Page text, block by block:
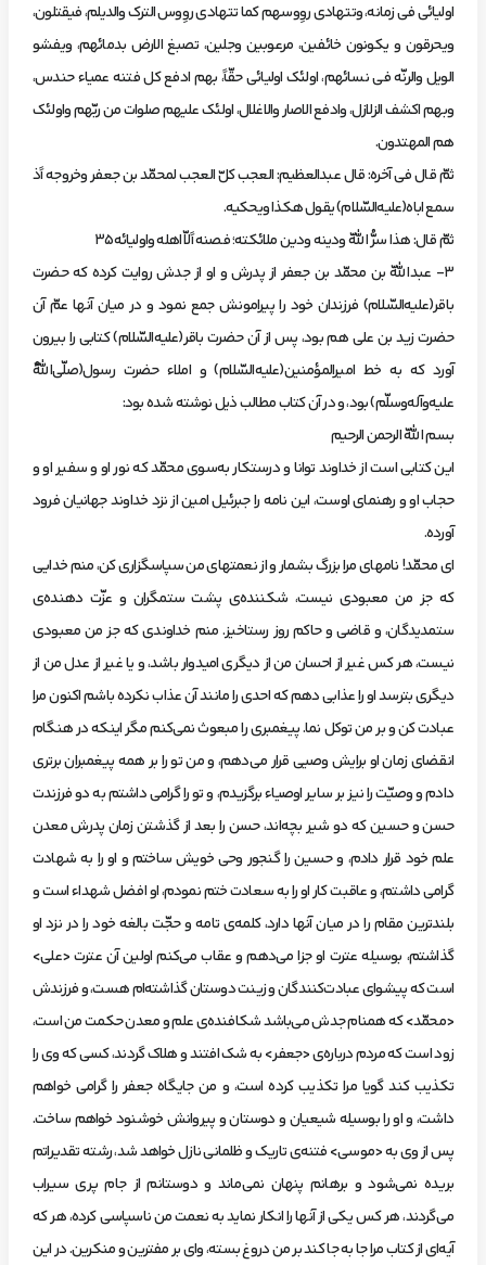
اوليائي في زمانه، وتتهادي‌ روِ‌وسهم‌ كما تتهادي‌ روِ‌وس‌ الترك والديلم، فيقتلون،
ويحرقون‌ و يكونون‌ خائفين، مرعوبين‌ وجلين، تصبغ‌ الارض‌ بدمائهم، ويفشو
الويل‌ والرنّه‌ في نسائهم، اولئك اوليائي حقّاً، بهم‌ ادفع‌ كل فتنه‌ عمياء حندس،
وبهم‌ اكشف‌ الزلازل، وادفع‌ الاصار والاغلال، اولئك عليهم‌ صلوات‌ من‌ ربّهم‌ و‌اولئك
هم‌ المهتدون.
‌ثمّ قال‌ في آخره: قال‌ عبدالعظيم: العجب‌ كلّ العجب‌ لمحمّد بن‌ جعفر وخروجه‌ اًذ
سمع‌ اباه(عليه‌السّلام) يقول‌ هكذا ويحكيه.
‌ثمّ قال: هذا سرُّ اللّه‌ ودينه‌ ودين‌ ملائكته؛ فصنه‌ اًلاّ اهله‌ واوليائه35
3- عبداللّه‌ بن‌ محمّد بن‌ جعفر از پدرش‌ و او از جدش‌ روايت‌ كرده‌ كه‌ حضرت‌
باقر(عليه‌السّلام) فرزندان‌ خود را پيرامونش‌ جمع‌ نمود و در ميان‌ آنها عمّ آن‌
حضرت‌ زيد بن‌ علي‌ هم‌ بود، پس‌ از آن‌ حضرت‌ باقر(عليه‌السّلام) كتابي‌ را بيرون‌
آورد كه‌ به خط‌ اميرالمؤ‌منين(عليه‌السّلام) و املاء حضرت‌ رسول(صلّي‌اللّهُ
عليه‌وآله‌وسلّم) بود، و در آن‌ كتاب‌ مطالب‌ ذيل‌ نوشته‌ شده‌ بود:
‌بسم‌ اللّه‌ الرحمن‌ الرحيم‌
‌اين‌ كتابي‌ است‌ از خداوند توانا و درستكار به‌سوي‌ محمّد كه‌ نور او و سفير او و
حجاب‌ او و رهنماي‌ اوست، اين‌ نامه‌ را جبرئيل‌ امين‌ از نزد خداوند جهانيان‌ فرود
آورده.
‌اي‌ محمّد! نامهاي‌ مرا بزرگ‌ بشمار و از نعمتهاي‌ من‌ سپاسگزاري‌ كن، منم‌ خدايي‌
كه‌ جز من‌ معبودي‌ نيست، شكننده‌ي‌ پشت‌ ستمگران‌ و عزّت‌ دهنده‌ي‌
ستمديدگان، و قاضي‌ و حاكم‌ روز رستاخيز. منم‌ خداوندي‌ كه‌ جز من‌ معبودي‌
نيست، هر كس‌ غير از احسان‌ من‌ از ديگري‌ اميدوار باشد، و يا غير از عدل‌ من‌ از
ديگري‌ بترسد او را عذابي‌ دهم‌ كه‌ احدي‌ را مانند آن‌ عذاب‌ نكرده‌ باشم‌ اكنون‌ مرا
عبادت‌ كن‌ و بر من‌ توكل‌ نما. پيغمبري‌ را مبعوث‌ نمي‌كنم‌ مگر اينكه‌ در هنگام‌
انقضاي‌ زمان‌ او برايش‌ وصيي‌ قرار مي‌دهم، و من‌ تو را بر همه‌ پيغمبران‌ برتري‌
دادم‌ و وصيّت‌ را نيز بر ساير اوصياء برگزيدم، و تو را گرامي‌ داشتم‌ به‌ دو فرزندت‌
حسن‌ و حسين‌ كه‌ دو شير بچه‌اند، حسن‌ را بعد از گذشتن‌ زمان‌ پدرش‌ معدن‌
علم‌ خود قرار دادم، و حسين‌ را گنجور وحي‌ خويش‌ ساختم‌ و او را به‌ شهادت‌
گرامي‌ داشتم، و عاقبت‌ كار او را به‌ سعادت‌ ختم‌ نمودم، او افضل‌ شهداء است‌ و
بلندترين‌ مقام‌ را در ميان‌ آنها دارد، كلمه‌ي‌ تامه‌ و حجّت‌ بالغه‌ خود را در نزد او
گذاشتم، بوسيله‌ عترت‌ او جزا مي‌دهم‌ و عقاب‌ مي‌كنم‌ اولين‌ آن‌ عترت‌ <علي>
است‌ كه‌ پيشواي‌ عبادت‌كنندگان‌ و زينت‌ دوستان‌ گذاشته‌ام‌ هست، و فرزندش‌
<محمّد> كه‌ همنام‌ جدش‌ مي‌باشد شكافنده‌ي‌ علم‌ و معدن‌ حكمت‌ من‌ است،
زود است‌ كه‌ مردم‌ درباره‌ي‌ <جعفر> به‌ شك‌ افتند و هلاك‌ گردند، كسي‌ كه‌ وي‌ را
تكذيب‌ كند گويا مرا تكذيب‌ كرده‌ است، و من‌ جايگاه‌ جعفر را گرامي‌ خواهم‌
داشت، و او را بوسيله‌ شيعيان‌ و دوستان‌ و پيروانش‌ خوشنود خواهم‌ ساخت.
پس‌ از وي‌ به‌ <موسي> فتنه‌ي‌ تاريك‌ و ظلماني‌ نازل‌ خواهد شد، رشته‌ تقديراتم‌
بريده‌ نمي‌شود و برهانم‌ پنهان‌ نمي‌ماند و دوستانم‌ از جام‌ پري‌ سيراب‌
مي‌گردند، هر كس‌ يكي‌ از آنها را انكار نمايد به‌ نعمت‌ من‌ ناسپاسي‌ كرده، هر كه‌
آيه‌اي‌ از كتاب‌ مرا جا به‌ جا كند بر من‌ دروغ‌ بسته، واي‌ بر مفترين‌ و منكرين. در اين‌